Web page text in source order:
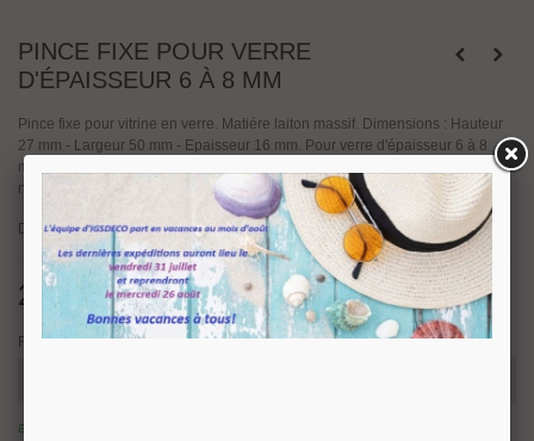
PINCE FIXE POUR VERRE
D'ÉPAISSEUR 6 À 8 MM
Pince fixe pour vitrine en verre. Matiére laiton massif. Dimensions : Hauteur
27 mm - Largeur 50 mm - Epaisseur 16 mm. Pour verre d'épaisseur 6 à 8
mm. Pour le montage de cette pince aucunes encoches ni trous ne sont
nécessaires sur le verre.
Disponible en finition Chromé brillant - Laiton poli brillant - Chromé mat.
25,12 € TTC
Finition
article en stock, nous prévoyons une expédition sous 24/48